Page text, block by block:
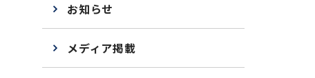
お知らせ
メディア掲載